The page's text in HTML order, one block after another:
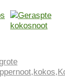
,kokos,